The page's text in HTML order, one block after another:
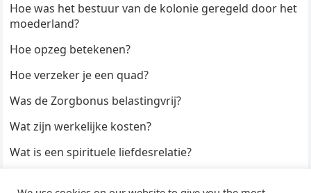
Hoe was het bestuur van de kolonie geregeld door het
moederland?
Hoe opzeg betekenen?
Hoe verzeker je een quad?
Was de Zorgbonus belastingvrij?
Wat zijn werkelijke kosten?
Wat is een spirituele liefdesrelatie?